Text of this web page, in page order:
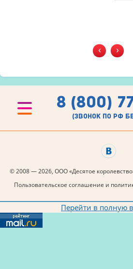
‹ ›
8 (800)
(звонок по рф
© 2008 — 2026, ООО «Десятое
Пользовательское соглашение и
Перейти в полную